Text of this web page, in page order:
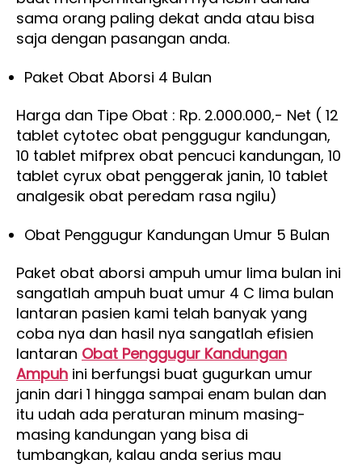
sama orang paling dekat anda atau bisa
saja dengan pasangan anda.
Paket Obat Aborsi 4 Bulan
Harga dan Tipe Obat : Rp. 2.000.000,- Net ( 12
tablet cytotec obat penggugur kandungan,
10 tablet mifprex obat pencuci kandungan, 10
tablet cyrux obat penggerak janin, 10 tablet
analgesik obat peredam rasa ngilu)
Obat Penggugur Kandungan Umur 5 Bulan
Paket obat aborsi ampuh umur lima bulan ini
sangatlah ampuh buat umur 4 C lima bulan
lantaran pasien kami telah banyak yang
coba nya dan hasil nya sangatlah efisien
lantaran Obat Penggugur Kandungan
Ampuh ini berfungsi buat gugurkan umur
janin dari 1 hingga sampai enam bulan dan
itu udah ada peraturan minum masing-
masing kandungan yang bisa di
tumbangkan, kalau anda serius mau